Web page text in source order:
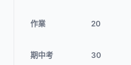
作業 20
期中考 30